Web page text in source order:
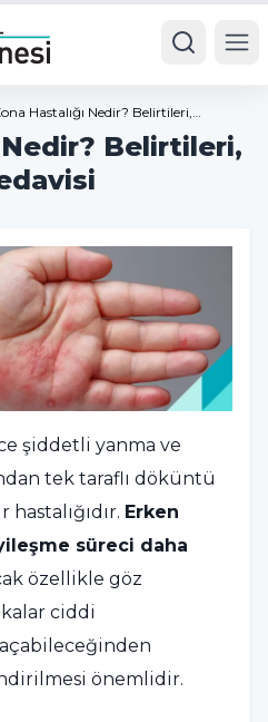
Hastalığı Nedir? Belirtileri,
Nedir? Belirtileri,
şiddetli yanma ve
tek taraflı döküntü
Erken
süreci daha
özellikle göz
ciddi
önemlidir.